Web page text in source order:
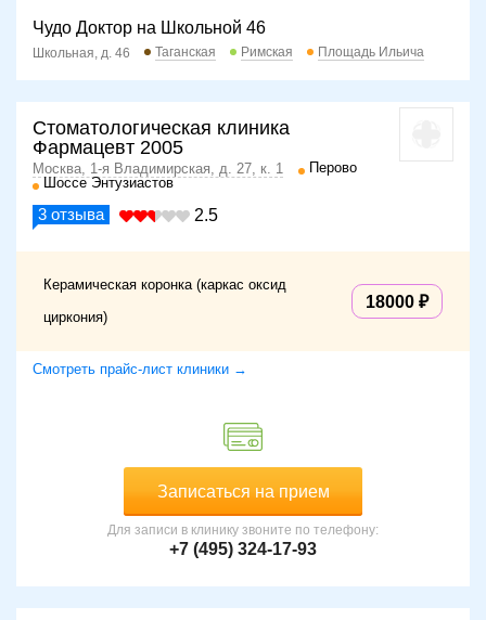
Чудо Доктор на Школьной 46
Школьная, д. 46 Таганская Римская Площадь Ильича
Стоматологическая клиника
Фармацевт 2005
Москва, 1-я Владимирская, д. 27, к. 1
Перово
Шоссе Энтузиастов
3 отзыва 2.5
Керамическая коронка (каркас оксид
циркония)
18000
Смотреть прайс-лист клиники →
Записаться на прием
Для записи в клинику звоните по телефону:
+7 (495) 324-17-93